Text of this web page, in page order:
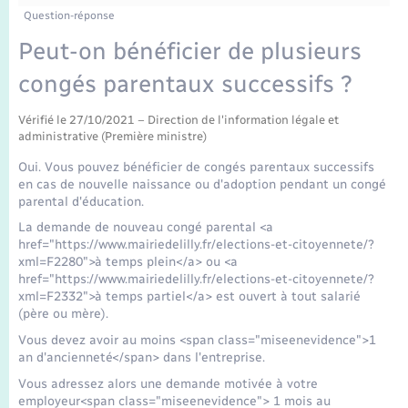
Mariage – PACS
Parrainage civil
Recensement
Question-réponse
Peut-on bénéficier de plusieurs
congés parentaux successifs ?
Vérifié le 27/10/2021 – Direction de l'information légale et
administrative (Première ministre)
Oui. Vous pouvez bénéficier de congés parentaux successifs
en cas de nouvelle naissance ou d'adoption pendant un congé
parental d'éducation.
La demande de nouveau congé parental <a
href="https://www.mairiedelilly.fr/elections-et-citoyennete/?
xml=F2280">à temps plein</a> ou <a
href="https://www.mairiedelilly.fr/elections-et-citoyennete/?
xml=F2332">à temps partiel</a> est ouvert à tout salarié
(père ou mère).
Vous devez avoir au moins <span class="miseenevidence">1
an d'ancienneté</span> dans l'entreprise.
Vous adressez alors une demande motivée à votre
employeur<span class="miseenevidence"> 1 mois au